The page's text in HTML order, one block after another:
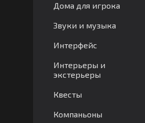
Дома для игрока
Звуки и музыка
Интерфейс
Интерьеры и
экстерьеры
Квесты
Компаньоны